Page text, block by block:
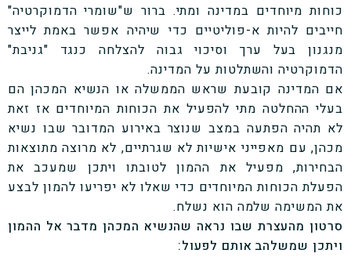
כוחות מיוחדים במדינה ומתי. ברור ש"שומרי הדמוקרטיה"
חייבים להיות א-פוליטיים כדי שיהיה אפשר באמת לייצר
מנגנון בעל ערך וסיכוי גבוה להצלחה כנגד "גניבת"
הדמוקרטיה והשתלטות על המדינה.
אם המדינה קובעת שראש הממשלה או הנשיא המכהן הם
בעלי ההחלטה מתי להפעיל את הכוחות המיוחדים אז זאת
לא תהיה הפתעה במצב שנוצר באירוע המדובר שבו נשיא
מכהן, עם מאפייני אישיות לא שגרתיים, לא מרוצה מתוצאות
הבחירות, מפעיל את ההמון לטובתו ויתכן שמעכב את
הפעלת הכוחות המיוחדים כדי שאלו לא יפריעו להמון לבצע
את המשימה שלמה הוא נשלח.
סרטון מהעצרת שבו נראה שהנשיא המכהן מדבר אל ההמון
ויתכן שמשלהב אותם לפעול: